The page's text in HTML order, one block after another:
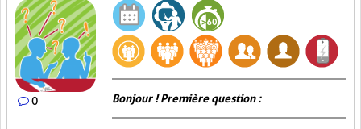
0 Bonjour ! Première question :